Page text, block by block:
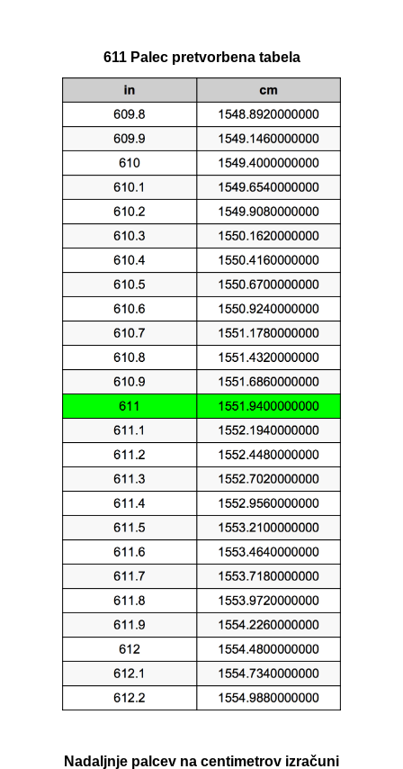
611 Palec pretvorbena tabela
Nadaljnje palcev na centimetrov izračuni